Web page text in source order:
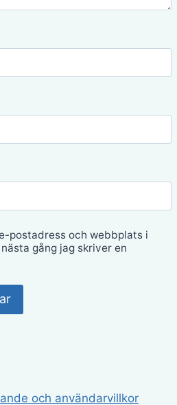
postadress och webbplats i
gång jag skriver en
och användarvillkor